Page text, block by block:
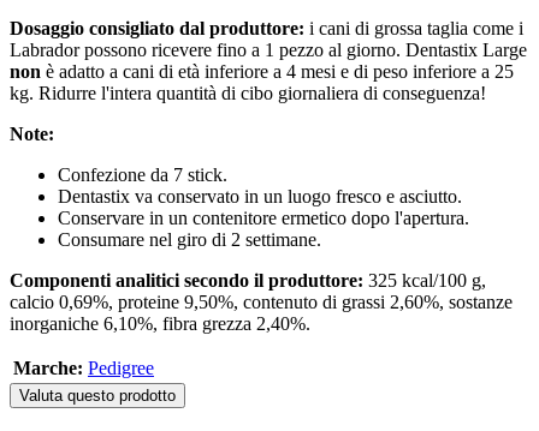
Dosaggio consigliato dal produttore: i cani di grossa taglia come i
Labrador possono ricevere fino a 1 pezzo al giorno. Dentastix Large
non è adatto a cani di età inferiore a 4 mesi e di peso inferiore a 25
kg. Ridurre l'intera quantità di cibo giornaliera di conseguenza!
Note:
Confezione da 7 stick.
Dentastix va conservato in un luogo fresco e asciutto.
Conservare in un contenitore ermetico dopo l'apertura.
Consumare nel giro di 2 settimane.
Componenti analitici secondo il produttore: 325 kcal/100 g,
calcio 0,69%, proteine ​​9,50%, contenuto di grassi 2,60%, sostanze
inorganiche 6,10%, fibra grezza 2,40%.
Marche: Pedigree
Valuta questo prodotto